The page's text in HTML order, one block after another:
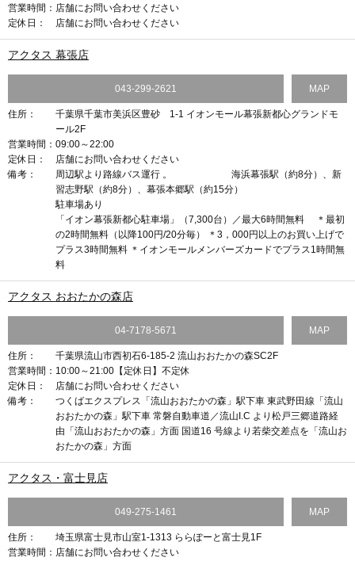
営業時間： 店舗にお問い合わせください
定休日：
店舗にお問い合わせください
アクタス 幕張店
043-299-2621 MAP
住所：
千葉県千葉市美浜区豊砂 1-1 イオンモール幕張新都心グランドモ
ール2F
営業時間： 09:00～22:00
定休日：
店舗にお問い合わせください
備考：
周辺駅より路線バス運行 。 海浜幕張駅（約8分）、新
習志野駅（約8分）、幕張本郷駅（約15分）
駐車場あり
「イオン幕張新都心駐車場」（7,300台）／最大6時間無料 ＊最初
の2時間無料（以降100円/20分毎） ＊3，000円以上のお買い上げで
プラス3時間無料 ＊イオンモールメンバーズカードでプラス1時間無
料
アクタス おおたかの森店
04-7178-5671 MAP
住所：
千葉県流山市西初石6-185-2 流山おおたかの森SC2F
営業時間： 10:00～21:00【定休日】不定休
定休日：
店舗にお問い合わせください
備考：
つくばエクスプレス「流山おおたかの森」駅下車 東武野田線「流山
おおたかの森」駅下車 常磐自動車道／流山I.C より松戸三郷道路経
由 「流山おおたかの森」方面 国道16 号線より若柴交差点を「流山お
おたかの森」方面
アクタス・富士見店
049-275-1461 MAP
住所：
埼玉県富士見市山室1-1313 ららぽーと富士見1F
営業時間： 店舗にお問い合わせください